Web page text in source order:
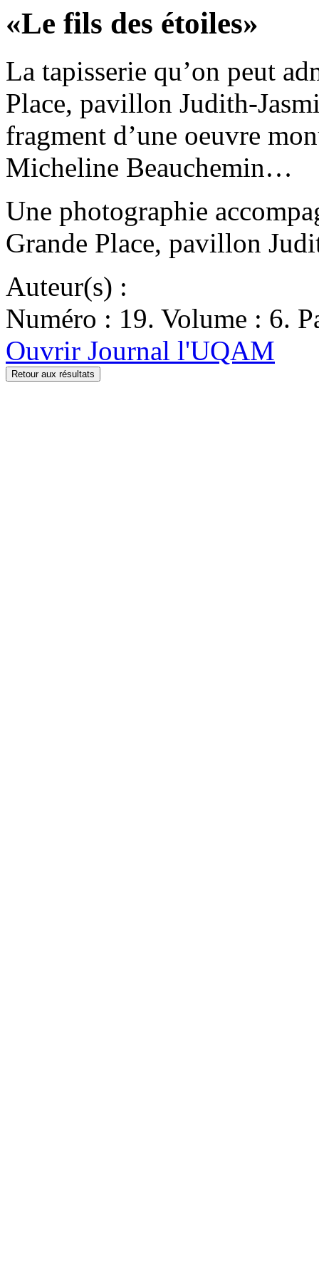
«Le fils des étoiles»
La tapisserie qu’on peut
Place, pavillon Judith-
fragment d’une oeuvre
Micheline Beauchemin…
Une photographie
Grande Place, pavillon
Auteur(s) :
Numéro : 19. Volume : 6.
Ouvrir Journal l'UQAM
Retour aux résultats